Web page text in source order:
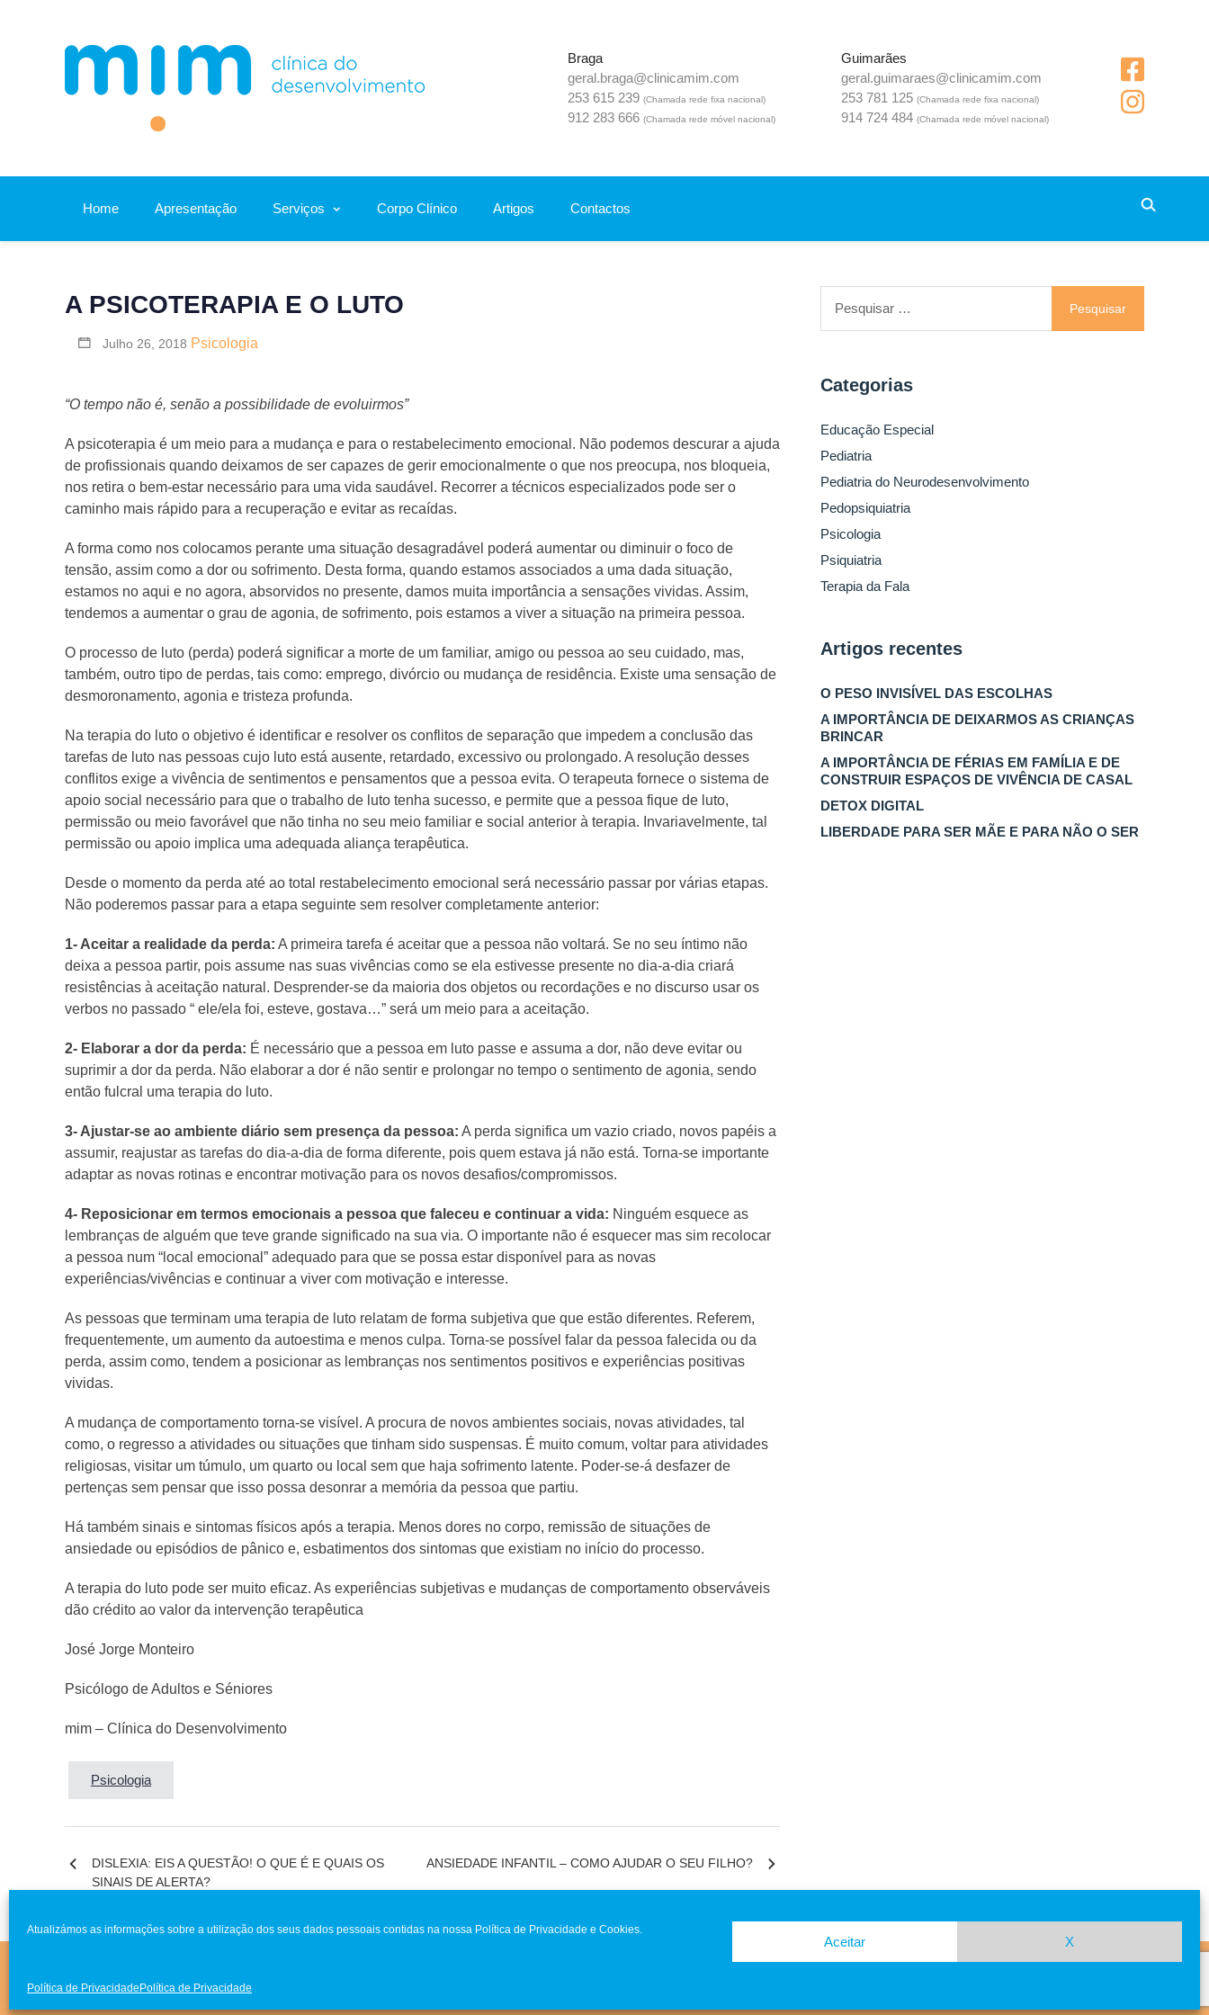
Atualizámos as informações sobre a utilização dos seus dados pessoais contidas na nossa Política de Privacidade e Cookies.
Aceitar X
Política de Privacidade Política de Privacidade
Mim Clínica Do Desenvolvimento
Braga
geral.braga@clinicamim.com
253 615 239 (Chamada rede fixa nacional)
912 283 666 (Chamada rede móvel nacional)
Guimarães
geral.guimaraes@clinicamim.com
253 781 125 (Chamada rede fixa nacional)
914 724 484 (Chamada rede móvel nacional)
Home Apresentação Serviços Corpo Clínico Artigos Contactos
A PSICOTERAPIA E O LUTO
Julho 26, 2018 Psicologia
“O tempo não é, senão a possibilidade de evoluirmos”
A psicoterapia é um meio para a mudança e para o restabelecimento emocional. Não podemos descurar a ajuda
de profissionais quando deixamos de ser capazes de gerir emocionalmente o que nos preocupa, nos bloqueia,
nos retira o bem-estar necessário para uma vida saudável. Recorrer a técnicos especializados pode ser o
caminho mais rápido para a recuperação e evitar as recaídas.
A forma como nos colocamos perante uma situação desagradável poderá aumentar ou diminuir o foco de
tensão, assim como a dor ou sofrimento. Desta forma, quando estamos associados a uma dada situação,
estamos no aqui e no agora, absorvidos no presente, damos muita importância a sensações vividas. Assim,
tendemos a aumentar o grau de agonia, de sofrimento, pois estamos a viver a situação na primeira pessoa.
O processo de luto (perda) poderá significar a morte de um familiar, amigo ou pessoa ao seu cuidado, mas,
também, outro tipo de perdas, tais como: emprego, divórcio ou mudança de residência. Existe uma sensação de
desmoronamento, agonia e tristeza profunda.
Na terapia do luto o objetivo é identificar e resolver os conflitos de separação que impedem a conclusão das
tarefas de luto nas pessoas cujo luto está ausente, retardado, excessivo ou prolongado. A resolução desses
conflitos exige a vivência de sentimentos e pensamentos que a pessoa evita. O terapeuta fornece o sistema de
apoio social necessário para que o trabalho de luto tenha sucesso, e permite que a pessoa fique de luto,
permissão ou meio favorável que não tinha no seu meio familiar e social anterior à terapia. Invariavelmente, tal
permissão ou apoio implica uma adequada aliança terapêutica.
Desde o momento da perda até ao total restabelecimento emocional será necessário passar por várias etapas.
Não poderemos passar para a etapa seguinte sem resolver completamente anterior:
1- Aceitar a realidade da perda: A primeira tarefa é aceitar que a pessoa não voltará. Se no seu íntimo não
deixa a pessoa partir, pois assume nas suas vivências como se ela estivesse presente no dia-a-dia criará
resistências à aceitação natural. Desprender-se da maioria dos objetos ou recordações e no discurso usar os
verbos no passado “ ele/ela foi, esteve, gostava…” será um meio para a aceitação.
2- Elaborar a dor da perda: É necessário que a pessoa em luto passe e assuma a dor, não deve evitar ou
suprimir a dor da perda. Não elaborar a dor é não sentir e prolongar no tempo o sentimento de agonia, sendo
então fulcral uma terapia do luto.
3- Ajustar-se ao ambiente diário sem presença da pessoa: A perda significa um vazio criado, novos papéis a
assumir, reajustar as tarefas do dia-a-dia de forma diferente, pois quem estava já não está. Torna-se importante
adaptar as novas rotinas e encontrar motivação para os novos desafios/compromissos.
4- Reposicionar em termos emocionais a pessoa que faleceu e continuar a vida: Ninguém esquece as
lembranças de alguém que teve grande significado na sua via. O importante não é esquecer mas sim recolocar
a pessoa num “local emocional” adequado para que se possa estar disponível para as novas
experiências/vivências e continuar a viver com motivação e interesse.
As pessoas que terminam uma terapia de luto relatam de forma subjetiva que que estão diferentes. Referem,
frequentemente, um aumento da autoestima e menos culpa. Torna-se possível falar da pessoa falecida ou da
perda, assim como, tendem a posicionar as lembranças nos sentimentos positivos e experiências positivas
vividas.
A mudança de comportamento torna-se visível. A procura de novos ambientes sociais, novas atividades, tal
como, o regresso a atividades ou situações que tinham sido suspensas. É muito comum, voltar para atividades
religiosas, visitar um túmulo, um quarto ou local sem que haja sofrimento latente. Poder-se-á desfazer de
pertenças sem pensar que isso possa desonrar a memória da pessoa que partiu.
Há também sinais e sintomas físicos após a terapia. Menos dores no corpo, remissão de situações de
ansiedade ou episódios de pânico e, esbatimentos dos sintomas que existiam no início do processo.
A terapia do luto pode ser muito eficaz. As experiências subjetivas e mudanças de comportamento observáveis
dão crédito ao valor da intervenção terapêutica
José Jorge Monteiro
Psicólogo de Adultos e Séniores
mim – Clínica do Desenvolvimento
Psicologia
Navegação
artigos
DISLEXIA: EIS A QUESTÃO! O QUE É E QUAIS OS
SINAIS DE ALERTA?
ANSIEDADE INFANTIL – COMO AJUDAR O SEU FILHO?
por:
Categorias
Educação Especial
Pediatria
Pediatria do Neurodesenvolvimento
Pedopsiquiatria
Psicologia
Psiquiatria
Terapia da Fala
Artigos recentes
O PESO INVISÍVEL DAS ESCOLHAS
A IMPORTÂNCIA DE DEIXARMOS AS CRIANÇAS
BRINCAR
A IMPORTÂNCIA DE FÉRIAS EM FAMÍLIA E DE
CONSTRUIR ESPAÇOS DE VIVÊNCIA DE CASAL
DETOX DIGITAL
LIBERDADE PARA SER MÃE E PARA NÃO O SER
Clínica MIM © 2021 Todos direitos reservados